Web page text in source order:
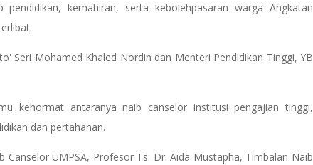
kemahiran, serta kebolehpasaran warga Angkatan
Seri Mohamed Khaled Nordin dan Menteri Pendidikan Tinggi, YB
kehormat antaranya naib canselor institusi pengajian tinggi,
dan pertahanan.
Canselor UMPSA, Profesor Ts. Dr. Aida Mustapha, Timbalan Naib